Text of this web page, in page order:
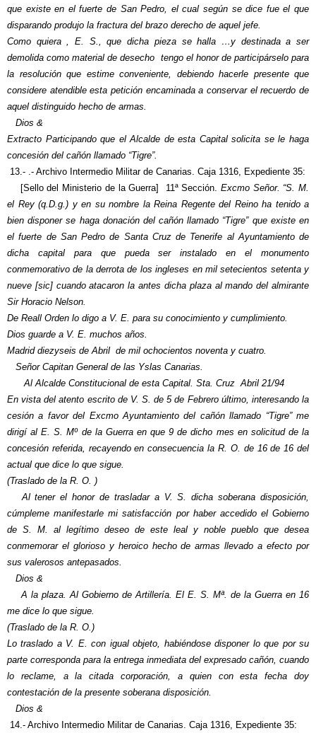
que existe en el fuerte de San Pedro, el cual según se dice fue el que
disparando produjo la fractura del brazo derecho de aquel jefe.
Como quiera , E. S., que dicha pieza se halla …y destinada a ser
demolida como material de desecho tengo el honor de participárselo para
la resolución que estime conveniente, debiendo hacerle presente que
considere atendible esta petición encaminada a conservar el recuerdo de
aquel distinguido hecho de armas.
Dios &
Extracto Participando que el Alcalde de esta Capital solicita se le haga
concesión del cañón llamado “Tigre”.
13.- .- Archivo Intermedio Militar de Canarias. Caja 1316, Expediente 35:
[Sello del Ministerio de la Guerra] 11ª Sección. Excmo Señor. “S. M.
el Rey (q.D.g.) y en su nombre la Reina Regente del Reino ha tenido a
bien disponer se haga donación del cañón llamado “Tigre” que existe en
el fuerte de San Pedro de Santa Cruz de Tenerife al Ayuntamiento de
dicha capital para que pueda ser instalado en el monumento
conmemorativo de la derrota de los ingleses en mil setecientos setenta y
nueve [sic] cuando atacaron la antes dicha plaza al mando del almirante
Sir Horacio Nelson.
De Reall Orden lo digo a V. E. para su conocimiento y cumplimiento.
Dios guarde a V. E. muchos años.
Madrid diezyseis de Abril de mil ochocientos noventa y cuatro.
Señor Capitan General de las Yslas Canarias.
Al Alcalde Constitucional de esta Capital. Sta. Cruz Abril 21/94
En vista del atento escrito de V. S. de 5 de Febrero último, interesando la
cesión a favor del Excmo Ayuntamiento del cañón llamado “Tigre” me
dirigí al E. S. Mº de la Guerra en que 9 de dicho mes en solicitud de la
concesión referida, recayendo en consecuencia la R. O. de 16 de 16 del
actual que dice lo que sigue.
(Traslado de la R. O. )
Al tener el honor de trasladar a V. S. dicha soberana disposición,
cúmpleme manifestarle mi satisfacción por haber accedido el Gobierno
de S. M. al legítimo deseo de este leal y noble pueblo que desea
conmemorar el glorioso y heroico hecho de armas llevado a efecto por
sus valerosos antepasados.
Dios &
A la plaza. Al Gobierno de Artillería. El E. S. Mª. de la Guerra en 16
me dice lo que sigue.
(Traslado de la R. O.)
Lo traslado a V. E. con igual objeto, habiéndose disponer lo que por su
parte corresponda para la entrega inmediata del expresado cañón, cuando
lo reclame, a la citada corporación, a quien con esta fecha doy
contestación de la presente soberana disposición.
Dios &
14.- Archivo Intermedio Militar de Canarias. Caja 1316, Expediente 35: